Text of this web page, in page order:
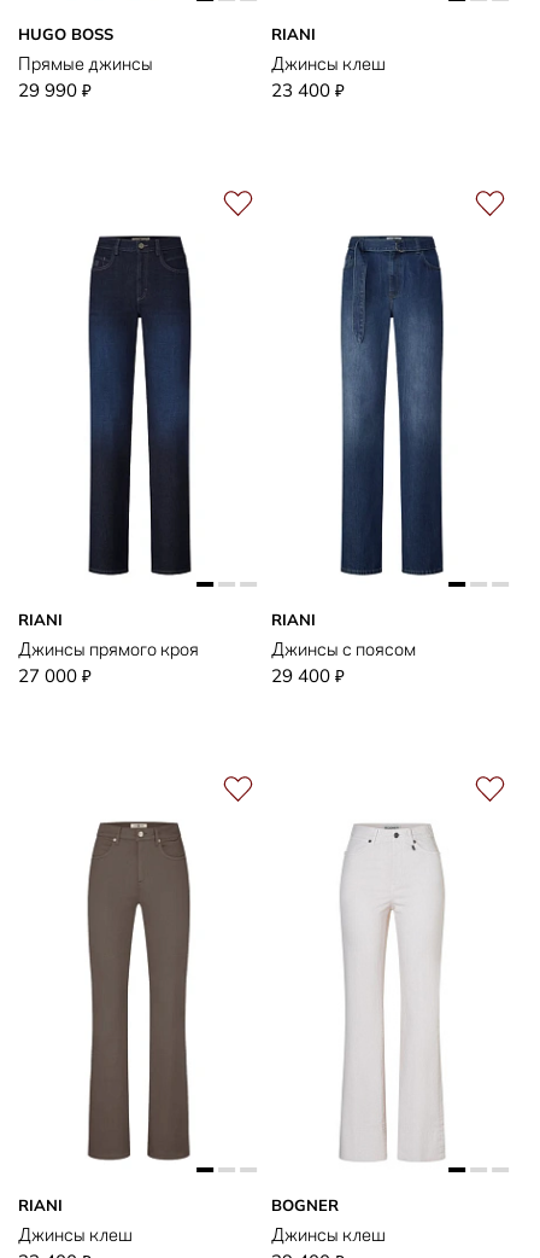
HUGO BOSS
Прямые джинсы
29 990 ₽
RIANI
Джинсы клеш
23 400 ₽
RIANI
Джинсы прямого кроя
27 000 ₽
RIANI
Джинсы с поясом
29 400 ₽
RIANI
Джинсы клеш
BOGNER
Джинсы клеш